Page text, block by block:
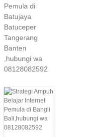
Pemula di
Batujaya
Batuceper
Tangerang
Banten
,hubungi wa
08128082592